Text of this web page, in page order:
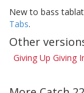
New to bass
Tabs.
Other
Giving Up Giving